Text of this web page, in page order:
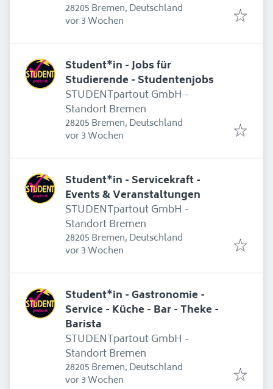
28205 Bremen, Deutschland
Erschienen:
vor 3 Wochen
Student*in - Jobs für
Studierende - Studentenjobs
STUDENTpartout GmbH -
Standort Bremen
28205 Bremen, Deutschland
Erschienen:
vor 3 Wochen
Student*in - Servicekraft -
Events & Veranstaltungen
STUDENTpartout GmbH -
Standort Bremen
28205 Bremen, Deutschland
Erschienen:
vor 3 Wochen
Student*in - Gastronomie -
Service - Küche - Bar - Theke -
Barista
STUDENTpartout GmbH -
Standort Bremen
28205 Bremen, Deutschland
Erschienen:
vor 3 Wochen